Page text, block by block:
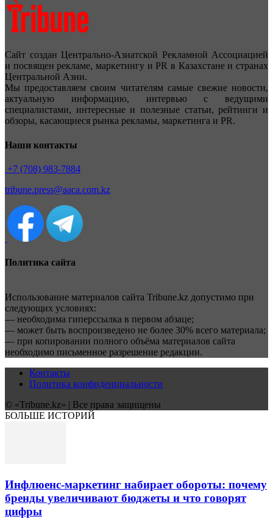
Сайт создан Центрально-Азиатской Рекламной Ассоциацией
и посвящен рекламе, маркетингу и PR в Казахстане и странах
Центральной Азии.
Мы предоставляем своим читателям самые свежие новости,
актуальную информацию, интервью с ведущими
специалистами, интересные и полезные статьи, рейтинги и
обзоры, касающиеся рынка рекламы, маркетинга и PR.
Наши контакты
+7 (708) 983-7884
tribune.press@aaca.com.kz
Политика сайта
Использование материалов сайта Tribune.kz допустимо при
следующих условиях:
— необходима гиперссылка в первом абзаце;
— может быть воспроизведено не более 30% всего материала;
— при копировании полного объёма материалов сайта
необходимо письменное разрешение редакции.
Контакты
Политика конфиденциальности
© «Tribune.kz» | Все права защищены
БОЛЬШЕ ИСТОРИЙ
Инфлюенс-маркетинг набирает обороты: почему
бренды увеличивают бюджеты и что говорят
цифры